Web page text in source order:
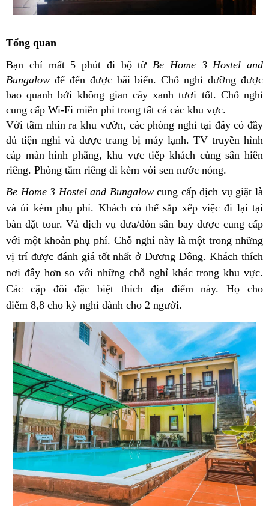
Tổng quan
Bạn chỉ mất 5 phút đi bộ từ Be Home 3 Hostel and
Bungalow để đến được bãi biển. Chỗ nghỉ dưỡng được
bao quanh bởi không gian cây xanh tươi tốt. Chỗ nghỉ
cung cấp Wi-Fi miễn phí trong tất cả các khu vực.
Với tầm nhìn ra khu vườn, các phòng nghỉ tại đây có đầy
đủ tiện nghi và được trang bị máy lạnh. TV truyền hình
cáp màn hình phẳng, khu vực tiếp khách cùng sân hiên
riêng. Phòng tắm riêng đi kèm vòi sen nước nóng.
Be Home 3 Hostel and Bungalowcung cấp dịch vụ giặt là
và ủi kèm phụ phí. Khách có thể sắp xếp việc đi lại tại
bàn đặt tour. Và dịch vụ đưa/đón sân bay được cung cấp
với một khoản phụ phí. Chỗ nghỉ này là một trong những
vị trí được đánh giá tốt nhất ở Dương Đông. Khách thích
nơi đây hơn so với những chỗ nghỉ khác trong khu vực.
Các cặp đôi đặc biệt thích địa điểm này. Họ cho
điểm 8,8 cho kỳ nghỉ dành cho 2 người.